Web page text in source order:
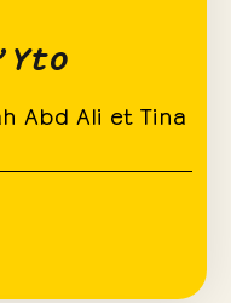
Abd Ali et Tina